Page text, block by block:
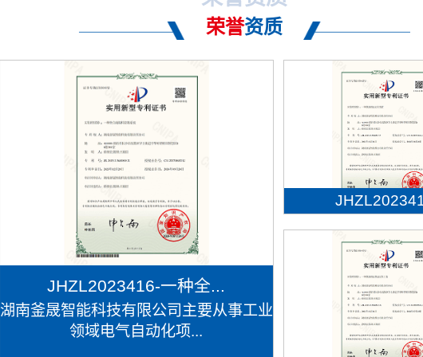
荣誉资质
JHZL2023416-一种全...
湖南釜晟智能科技有限公司主要从事工业
领域电气自动化项...